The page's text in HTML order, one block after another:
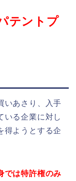
テントプ
いあさり、入手
いる企業に対し
得ようとする企
では特許権のみ